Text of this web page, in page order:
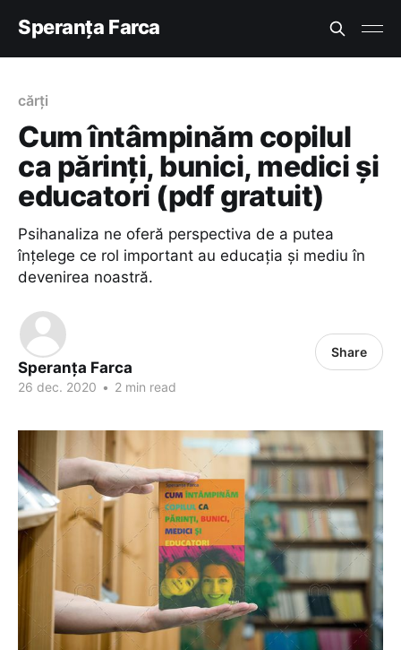
Speranța Farca
cărți
Cum întâmpinăm copilul
ca părinți, bunici, medici și
educatori (pdf gratuit)
Psihanaliza ne oferă perspectiva de a putea
înțelege ce rol important au educația și mediu în
devenirea noastră.
Speranța Farca
26 dec. 2020 • 2 min read
Share